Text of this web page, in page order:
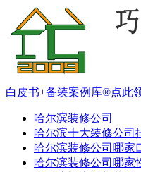
白皮书+备装案例库®点此
哈尔滨装修公司
哈尔滨十大装修公司
哈尔滨装修公司哪家
哈尔滨装修公司哪家